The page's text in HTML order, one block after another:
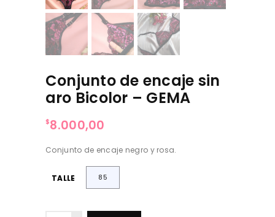
Conjunto de encaje sin
aro Bicolor – GEMA
$8.000,00
Conjunto de encaje negro y rosa.
TALLE 85